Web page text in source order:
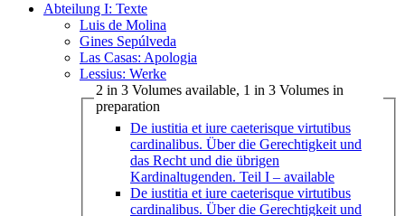
Abteilung I: Texte
Luis de Molina
Gines Sepúlveda
Las Casas: Apologia
Lessius: Werke
2 in 3 Volumes available, 1 in 3 Volumes in
preparation
De iustitia et iure caeterisque virtutibus
cardinalibus. Über die Gerechtigkeit und
das Recht und die übrigen
Kardinaltugenden. Teil I – available
De iustitia et iure caeterisque virtutibus
cardinalibus. Über die Gerechtigkeit und